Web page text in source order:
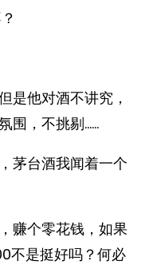
是他对酒不讲究，
围，不挑剔……
茅台酒我闻着一个
赚个零花钱，如果
不是挺好吗？何必